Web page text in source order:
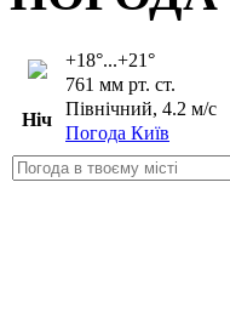
+18°...+21°
761 мм рт. ст.
Північний, 4.2 м/с
Погода Київ
Ніч